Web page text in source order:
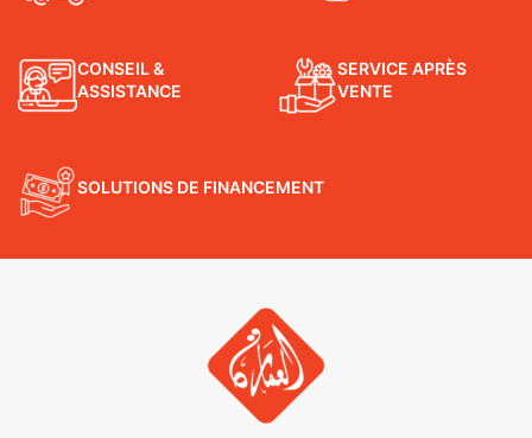
CONSEIL &
ASSISTANCE
SERVICE APRÈS
VENTE
SOLUTIONS DE FINANCEMENT